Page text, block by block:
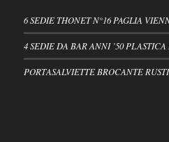
6 SEDIE THONET N°16 PAGLIA
4 SEDIE DA BAR ANNI ’50
PORTASALVIETTE BROCANTE